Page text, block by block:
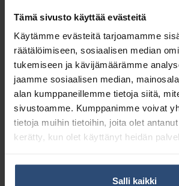
Tämä sivusto käyttää evästeitä
Käytämme evästeitä tarjoamamme
räätälöimiseen, sosiaalisen median
tukemiseen ja kävijämäärämme
jaamme sosiaalisen median,
alan kumppaneillemme tietoja siitä,
sivustoamme. Kumppanimme voivat
tietoja muihin tietoihin, joita olet
kerätty, kun olet käyttänyt heidän
Salli kaikki
Täydessä laatikossa 5 kpl (74,60 € /
LISÄÄ
Yhteensä: 14,92 €
Tuotetunnus (SKU):
9313282
Osasto:
Mopit levykehyksiin